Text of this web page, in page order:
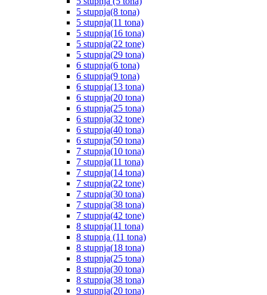
5 stupnja(8 tona)
5 stupnja(11 tona)
5 stupnja(16 tona)
5 stupnja(22 tone)
5 stupnja(29 tona)
6 stupnja(6 tona)
6 stupnja(9 tona)
6 stupnja(13 tona)
6 stupnja(20 tona)
6 stupnja(25 tona)
6 stupnja(32 tone)
6 stupnja(40 tona)
6 stupnja(50 tona)
7 stupnja(10 tona)
7 stupnja(11 tona)
7 stupnja(14 tona)
7 stupnja(22 tone)
7 stupnja(30 tona)
7 stupnja(38 tona)
7 stupnja(42 tone)
8 stupnja(11 tona)
8 stupnja (11 tona)
8 stupnja(18 tona)
8 stupnja(25 tona)
8 stupnja(30 tona)
8 stupnja(38 tona)
9 stupnja(20 tona)